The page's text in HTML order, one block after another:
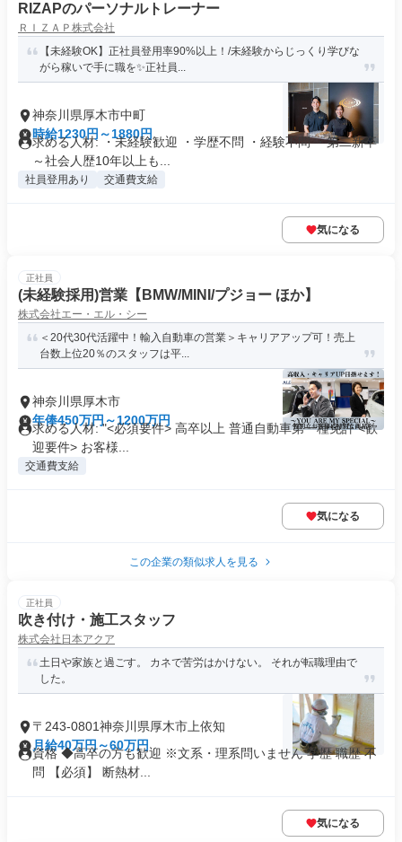
RIZAPのパーソナルトレーナー
ＲＩＺＡＰ株式会社
【未経験OK】正社員登用率90%以上！/未経験からじっくり学びな
がら稼いで手に職を✨正社員...
神奈川県厚木市中町
時給1230円～1880円
求める人材: ・未経験歓迎 ・学歴不問 ・経験不問 ・第二新卒
～社会人歴10年以上も...
社員登用あり 交通費支給
気になる
正社員
(未経験採用)営業【BMW/MINI/プジョー ほか】
株式会社エー・エル・シー
＜20代30代活躍中！輸入自動車の営業＞キャリアアップ可！売上
台数上位20％のスタッフは平...
神奈川県厚木市
年俸450万円～1200万円
求める人材: "<必須要件> 高卒以上 普通自動車第一種免許 <歓
迎要件> お客様...
交通費支給
気になる
この企業の類似求人を見る
正社員
吹き付け・施工スタッフ
株式会社日本アクア
土日や家族と過ごす。 カネで苦労はかけない。 それが転職理由で
した。
〒243-0801神奈川県厚木市上依知
月給40万円～60万円
資格 ◆高卒の方も歓迎 ※文系・理系問いません 学歴 職歴 不
問 【必須】 断熱材...
気になる